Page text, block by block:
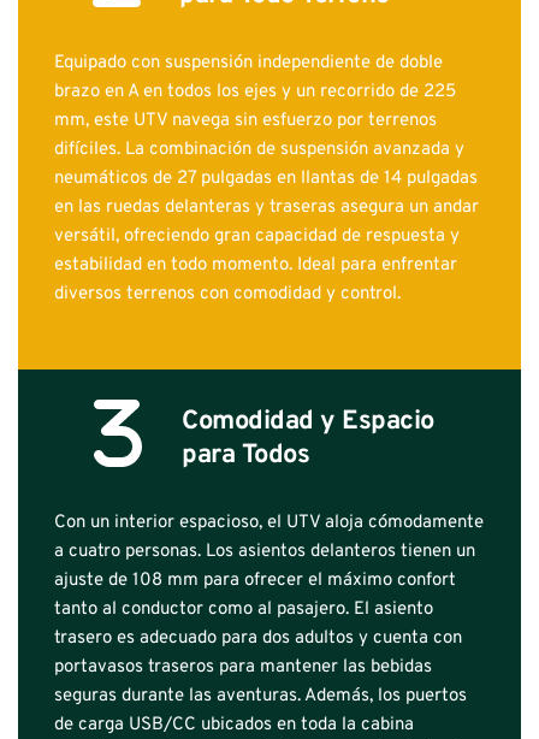
Equipado con suspensión independiente de doble
brazo en A en todos los ejes y un recorrido de 225
mm, este UTV navega sin esfuerzo por terrenos
difíciles. La combinación de suspensión avanzada y
neumáticos de 27 pulgadas en llantas de 14 pulgadas
en las ruedas delanteras y traseras asegura un andar
versátil, ofreciendo gran capacidad de respuesta y
estabilidad en todo momento. Ideal para enfrentar
diversos terrenos con comodidad y control.
Comodidad y Espacio
Con un interior espacioso, el UTV aloja cómodamente
a cuatro personas. Los asientos delanteros tienen un
ajuste de 108 mm para ofrecer el máximo confort
tanto al conductor como al pasajero. El asiento
trasero es adecuado para dos adultos y cuenta con
portavasos traseros para mantener las bebidas
seguras durante las aventuras. Además, los puertos
de carga USB/CC ubicados en toda la cabina